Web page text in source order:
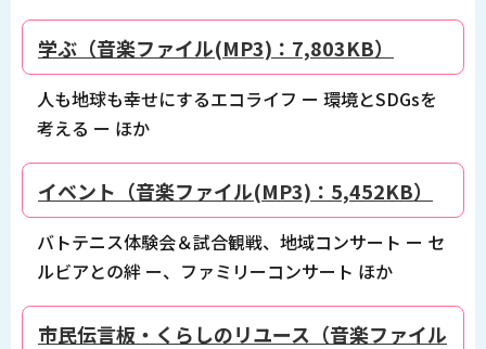
学ぶ（音楽ファイル(MP3)：7,803KB）
人も地球も幸せにするエコライフ ー 環境とSDGsを
考える ー ほか
イベント（音楽ファイル(MP3)：5,452KB）
バトテニス体験会＆試合観戦、地域コンサート ー セ
ルビアとの絆 ー、ファミリーコンサート ほか
市民伝言板・くらしのリユース（音楽ファイル